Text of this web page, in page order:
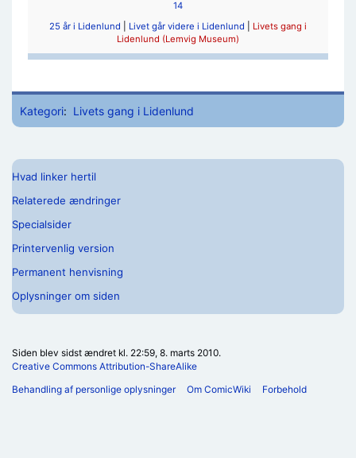
14
25 år i Lidenlund
Livet går videre i Lidenlund
Livets gang i
Lidenlund (Lemvig Museum)
Kategori: Livets gang i Lidenlund
Hvad linker hertil
Relaterede ændringer
Specialsider
Printervenlig version
Permanent henvisning
Oplysninger om siden
Siden blev sidst ændret kl. 22:59, 8. marts 2010.
Creative Commons Attribution-ShareAlike
Behandling af personlige oplysninger
Om ComicWiki Forbehold